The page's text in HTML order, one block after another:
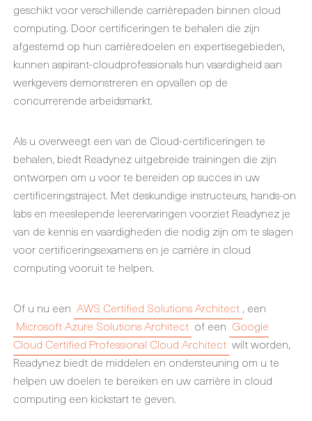
geschikt voor verschillende carrièrepaden binnen cloud
computing. Door certificeringen te behalen die zijn
afgestemd op hun carrièredoelen en expertisegebieden,
kunnen aspirant-cloudprofessionals hun vaardigheid aan
werkgevers demonstreren en opvallen op de
concurrerende arbeidsmarkt.
Als u overweegt een van de Cloud-certificeringen te
behalen, biedt Readynez uitgebreide trainingen die zijn
ontworpen om u voor te bereiden op succes in uw
certificeringstraject. Met deskundige instructeurs, hands-on
labs en meeslepende leerervaringen voorziet Readynez je
van de kennis en vaardigheden die nodig zijn om te slagen
voor certificeringsexamens en je carrière in cloud
computing vooruit te helpen.
Of u nu een AWS Certified Solutions Architect , een
Microsoft Azure Solutions Architect of een Google
Cloud Certified Professional Cloud Architect wilt worden,
Readynez biedt de middelen en ondersteuning om u te
helpen uw doelen te bereiken en uw carrière in cloud
computing een kickstart te geven.